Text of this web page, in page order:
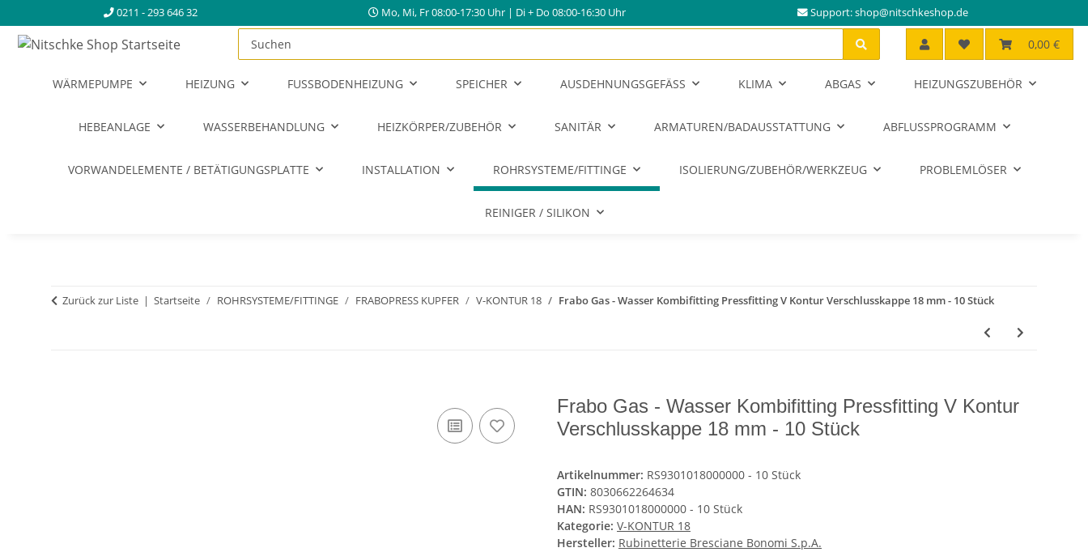
0211 - 293 646 32 Mo, Mi, Fr 08:00-17:30 Uhr | Di + Do 08:00-16:30 Uhr Support:shop@nitschkeshop.de
0,00 €
WÄRMEPUMPE HEIZUNG FUSSBODENHEIZUNG SPEICHER AUSDEHNUNGSGEFÄSS KLIMA ABGAS HEIZUNGSZUBEHÖR
HEBEANLAGE WASSERBEHANDLUNG HEIZKÖRPER/ZUBEHÖR SANITÄR ARMATUREN/BADAUSSTATTUNG ABFLUSSPROGRAMM
VORWANDELEMENTE / BETÄTIGUNGSPLATTE INSTALLATION ROHRSYSTEME/FITTINGE ISOLIERUNG/ZUBEHÖR/WERKZEUG PROBLEMLÖSER
REINIGER / SILIKON
Zurück zur Liste Startseite ROHRSYSTEME/FITTINGE FRABOPRESS KUPFER V-KONTUR 18 Frabo Gas - Wasser Kombifitting Pressfitting V Kontur Verschlusskappe 18 mm - 10 Stück
Frabo Gas - Wasser Kombifitting Pressfitting V Kontur
Verschlusskappe 18 mm - 10 Stück
Artikelnummer: RS9301018000000 - 10 Stück
GTIN: 8030662264634
HAN: RS9301018000000 - 10 Stück
Kategorie: V-KONTUR 18
Hersteller: Rubinetterie Bresciane Bonomi S.p.A.